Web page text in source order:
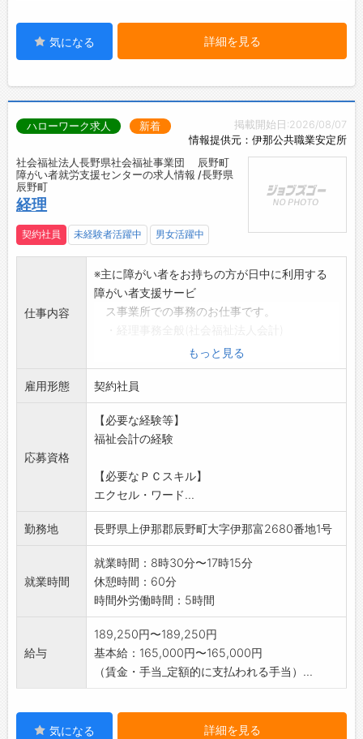
気になる 詳細を見る
掲載開始日:2026/08/07
情報提供元：伊那公共職業安定所
ハローワーク求人 新着
社会福祉法人長野県社会福祉事業団 辰野町
障がい者就労支援センターの求人情報 /長野県
辰野町
経理
契約社員 未経験者活躍中 男女活躍中
仕事内容
※主に障がい者をお持ちの方が日中に利用する
障がい者支援サービ
ス事業所での事務のお仕事です。
物品の購入、支払い、会計伝票作成など
・事業所運営に関わる庶務全般
窓口・電話対応、所内備品の管理、契約事
務など
・社有車による利用者送迎(町内)
朝夕、週2～3回程度
もっと見る
雇用形態 契約社員
応募資格
【必要な経験等】
福祉会計の経験
【必要なＰＣスキル】
エクセル・ワード...
勤務地 長野県上伊那郡辰野町大字伊那富2680番地1号
就業時間
就業時間：8時30分〜17時15分
休憩時間：60分
時間外労働時間：5時間
給与
189,250円〜189,250円
基本給：165,000円〜165,000円
（賃金・手当_定額的に支払われる手当）...
気になる 詳細を見る